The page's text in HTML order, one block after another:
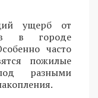
ущерб от
в городе
часто
пожилые
разными